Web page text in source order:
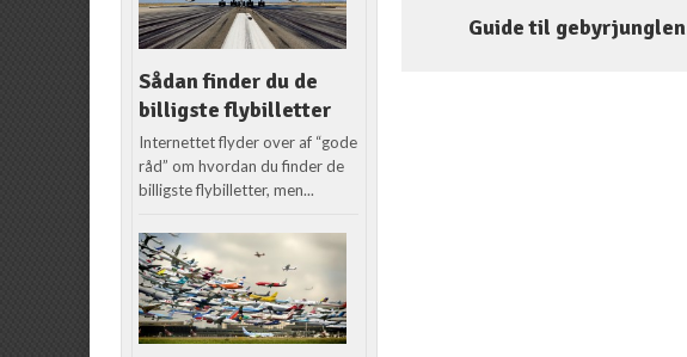
Guide til gebyrjunglen
Sådan finder du de
billigste flybilletter
Internettet flyder over af “gode
råd” om hvordan du finder de
billigste flybilletter, men...